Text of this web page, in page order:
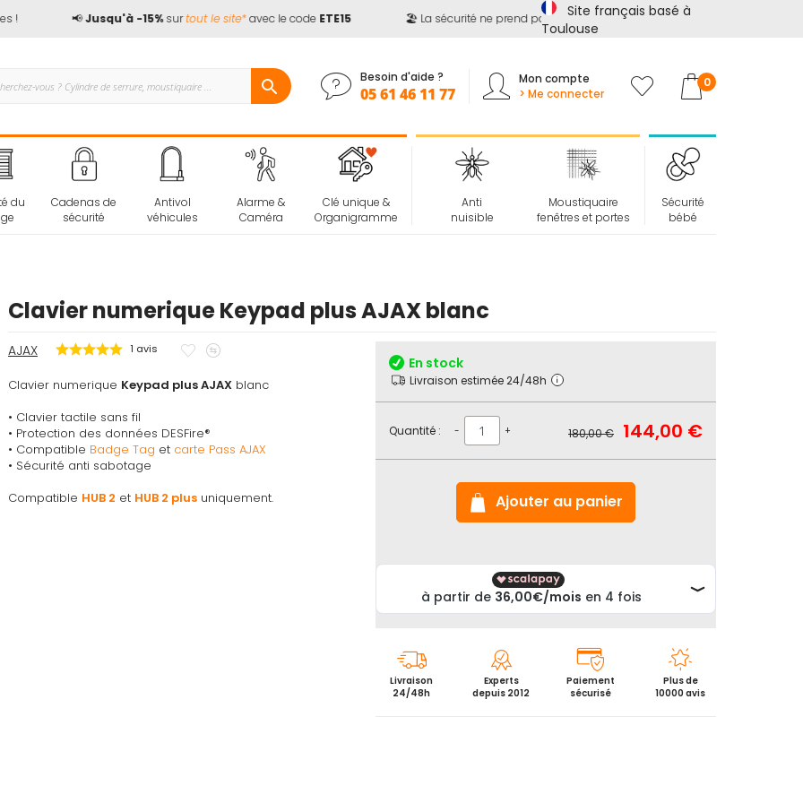
Jusqu'à -15%surtout le site*avec le codeETE15 🏖️ La sécurité ne prend pas de vacances ! 📢 Jusqu'à -15%
Site français basé à
Toulouse
Besoin d'aide ?
05 61 46 11 77
Mon compte
> Me connecter
Mon panier
0
du
Cadenas de
sécurité
Antivol
véhicules
Alarme &
Caméra
Clé unique &
Organigramme
Anti
nuisible
Moustiquaire
fenêtres et portes
Sécurité
bébé
Clavier numerique Keypad plus AJAX blanc
AJAX 1 avis
Ajouter
mescomparateur
Clavier numerique Keypad plus AJAX blanc
• Clavier tactile sans fil
• Protection des données DESFire®
• Compatible Badge Tag et carte Pass AJAX
• Sécurité anti sabotage
Compatible HUB 2 et HUB 2 plus uniquement.
En stock
Livraison estimée 24/48h
Quantité : - +
Prix
Spécial
144,00 €
Prix
normal
180,00 €
Ajouter au panier
Livraison
24/48h
Experts
depuis 2012
Paiement
sécurisé
Plus de
10000 avis